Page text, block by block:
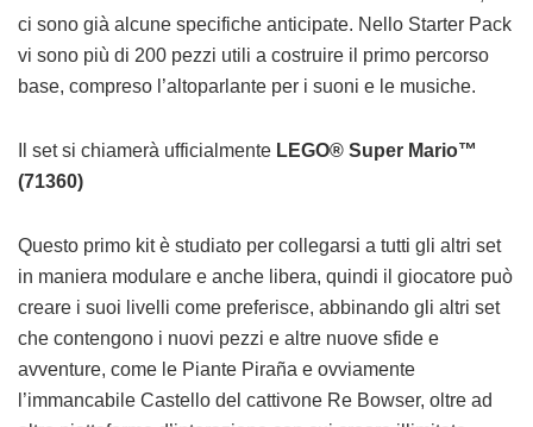
ci sono già alcune specifiche anticipate. Nello Starter Pack
vi sono più di 200 pezzi utili a costruire il primo percorso
base, compreso l’altoparlante per i suoni e le musiche.
Il set si chiamerà ufficialmente LEGO® Super Mario™
(71360)
Questo primo kit è studiato per collegarsi a tutti gli altri set
in maniera modulare e anche libera, quindi il giocatore può
creare i suoi livelli come preferisce, abbinando gli altri set
che contengono i nuovi pezzi e altre nuove sfide e
avventure, come le Piante Piraña e ovviamente
l’immancabile Castello del cattivone Re Bowser, oltre ad